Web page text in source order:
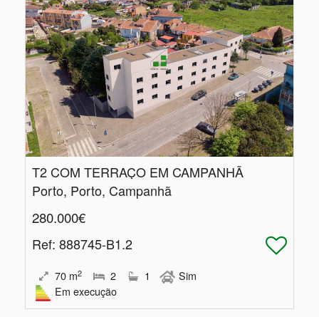
T2 COM TERRAÇO EM CAMPANHÃ
Porto, Porto, Campanhã
280.000€
Ref: 888745-B1.2
70 m2 2 1
Sim
Em execução